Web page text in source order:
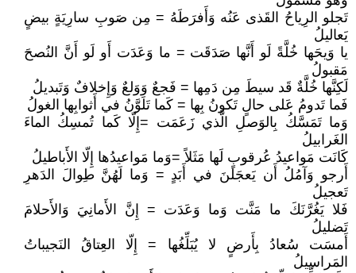
تَجلو الرِياحُ القَذى عَنُه وَأَفرَطَهُ = مِن صَوبِ سارِيَةٍ بيضٍ
يَعاليلُ
يا وَيحَها خُلَّةً لَو أَنَّها صَدَقَت = ما وَعَدَت أَو لَو أَنَّ النُصحَ
مَقبولُ
لَكِنَّها خُلَّةٌ قَد سيطَ مِن دَمِها = فَجعٌ وَوَلعٌ وَإِخلافٌ وَتَبديلُ
فَما تَدومُ عَلى حالٍ تَكونُ بِها = كَما تَلَوَّنُ في أَثوابِها الغولُ
وَما تَمَسَّكُ بِالوَصلِ الَّذي زَعَمَت =إِلّا كَما تُمسِكُ الماءَ
الغَرابيلُ
كَانَت مَواعيدُ عُرقوبٍ لَها مَثَلاً =وَما مَواعيدُها إِلّا الأَباطيلُ
أَرجو وَآمُلُ أَن يَعجَلنَ في أَبَدٍ = وَما لَهُنَّ طِوالَ الدَهرِ
تَعجيلُ
فَلا يَغُرَّنَكَ ما مَنَّت وَما وَعَدَت = إِنَّ الأَمانِيَ وَالأَحلامَ
تَضليلُ
أَمسَت سُعادُ بِأَرضٍ لا يُبَلِّغُها = إِلّا العِتاقُ النَجيباتُ
المَراسيلُ